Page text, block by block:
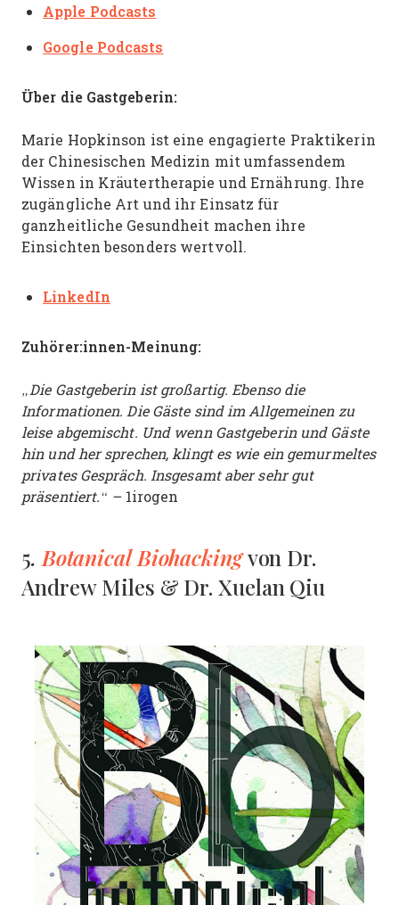
Apple Podcasts
Google Podcasts
Über die Gastgeberin:
Marie Hopkinson ist eine engagierte Praktikerin
der Chinesischen Medizin mit umfassendem
Wissen in Kräutertherapie und Ernährung. Ihre
zugängliche Art und ihr Einsatz für
ganzheitliche Gesundheit machen ihre
Einsichten besonders wertvoll.
LinkedIn
Zuhörer:innen-Meinung:
„Die Gastgeberin ist großartig. Ebenso die
Informationen. Die Gäste sind im Allgemeinen zu
leise abgemischt. Und wenn Gastgeberin und Gäste
hin und her sprechen, klingt es wie ein gemurmeltes
privates Gespräch. Insgesamt aber sehr gut
präsentiert.“ – 1irogen
5. Botanical Biohackingvon Dr.
Andrew Miles & Dr. Xuelan Qiu